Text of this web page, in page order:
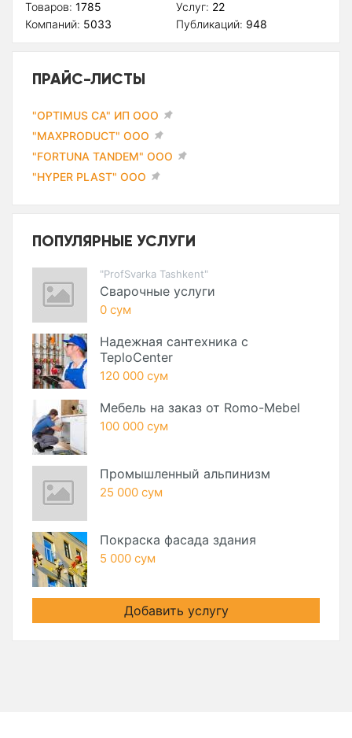
Товаров: 1785
Компаний: 5033
Услуг: 22
Публикаций: 948
ПРАЙС-ЛИСТЫ
"OPTIMUS CA" ИП ООО
"MAXPRODUCT" ООО
"FORTUNA TANDEM" ООО
"HYPER PLAST" ООО
ПОПУЛЯРНЫЕ УСЛУГИ
"ProfSvarka Tashkent"
Сварочные услуги
0 сум
Надежная сантехника с
TeploCenter
120 000 сум
Мебель на заказ от Romo-Mebel
100 000 сум
Промышленный альпинизм
25 000 сум
Покраска фасада здания
5 000 сум
Добавить услугу